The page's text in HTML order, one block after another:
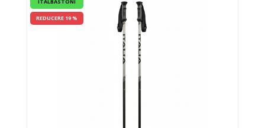
ITALBASTONI
REDUCERE 19 %